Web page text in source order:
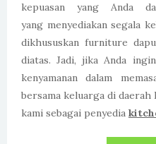
kepuasan yang Anda
yang menyediakan segala
dikhususkan furniture
diatas. Jadi, jika Anda
kenyamanan dalam
bersama keluarga di
kami sebagai penyedia